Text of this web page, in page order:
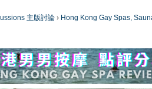
主版討論 › Hong Kong Gay Spas,